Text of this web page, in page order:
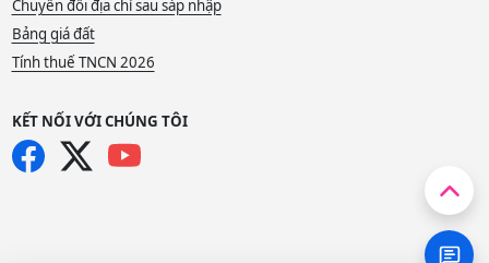
Chuyển đổi địa chỉ sau sáp nhập
Bảng giá đất
Tính thuế TNCN 2026
KẾT NỐI VỚI CHÚNG TÔI